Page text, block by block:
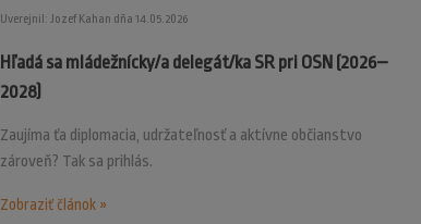
Uverejnil: Jozef Kahan dňa 14.05.2026
Hľadá sa mládežnícky/a delegát/ka SR pri OSN (2026–
2028)
Zaujíma ťa diplomacia, udržateľnosť a aktívne občianstvo
zároveň? Tak sa prihlás.
Zobraziť článok »